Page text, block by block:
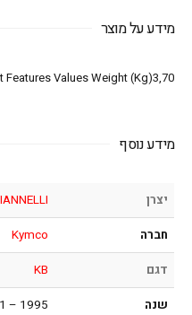
מידע על מוצר
Features Values Weight (Kg)3,70
מידע נוסף
יצרן
חברה
Kymco
דגם
KB
שנה
1995 – 2001